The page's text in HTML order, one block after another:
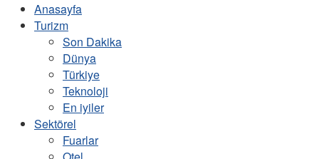
Anasayfa
Turizm
Son Dakika
Dünya
Türkiye
Teknoloji
En iyiler
Sektörel
Fuarlar